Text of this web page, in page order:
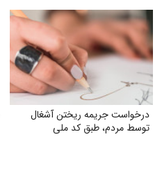
درخواست جریمه ریختن آشغال
توسط مردم، طبق کد ملی